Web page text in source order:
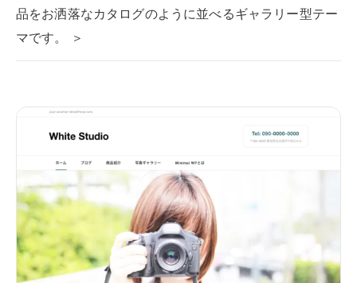
品をお洒落なカタログのように並べるギャラリー型テー
マです。 ＞